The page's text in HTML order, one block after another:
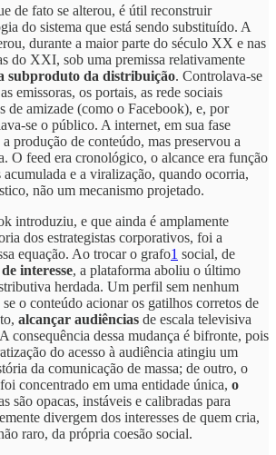
de fato se alterou, é útil reconstruir
do sistema que está sendo substituído. A
durante a maior parte do século XX e nas
do XXI, sob uma premissa relativamente
subproduto da distribuição. Controlava-se
emissoras, os portais, as rede sociais
de amizade (como o Facebook), e, por
se o público. A internet, em sua fase
produção de conteúdo, mas preservou a
O feed era cronológico, o alcance era função
acumulada e a viralização, quando ocorria,
não um mecanismo projetado.
introduziu, e que ainda é amplamente
dos estrategistas corporativos, foi a
equação. Ao trocar o grafo1 social, de
interesse, a plataforma aboliu o último
herdada. Um perfil sem nenhum
o conteúdo acionar os gatilhos corretos de
alcançar audiências de escala televisiva
consequência dessa mudança é bifronte, pois
do acesso à audiência atingiu um
da comunicação de massa; de outro, o
concentrado em uma entidade única, o
são opacas, instáveis e calibradas para
divergem dos interesses de quem cria,
raro, da própria coesão social.